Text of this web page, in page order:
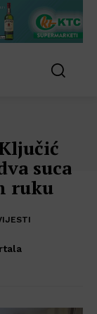
suca
ruku